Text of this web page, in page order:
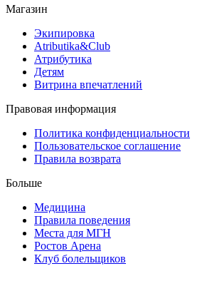
Магазин
Экипировка
Atributika&Club
Атрибутика
Детям
Витрина впечатлений
Правовая информация
Политика конфиденциальности
Пользовательское соглашение
Правила возврата
Больше
Медицина
Правила поведения
Места для МГН
Ростов Арена
Клуб болельщиков